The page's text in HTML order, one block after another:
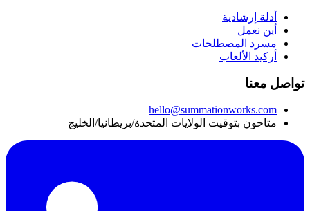
أدلة إرشادية
أين نعمل
مسرد المصطلحات
أركيد الألعاب
تواصل معنا
hello@summationworks.com
متاحون بتوقيت الولايات المتحدة/بريطانيا/الخليج